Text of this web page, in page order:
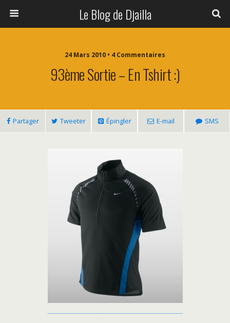
Le Blog de Djailla
24 Mars 2010 • 4 Commentaires
93ème Sortie – En Tshirt :)
Partager Tweeter Épingler E-mail SMS